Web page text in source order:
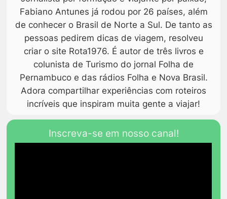
Fabiano Antunes já rodou por 26 países, além
de conhecer o Brasil de Norte a Sul. De tanto as
pessoas pedirem dicas de viagem, resolveu
criar o site Rota1976. É autor de três livros e
colunista de Turismo do jornal Folha de
Pernambuco e das rádios Folha e Nova Brasil.
Adora compartilhar experiências com roteiros
incríveis que inspiram muita gente a viajar!
Inscreva-se em nosso canal!